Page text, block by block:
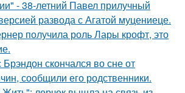
- 38-летний Павел прилучный
развода с Агатой муцениеце.
получила роль Лары крофт, это
скончался во сне от
сообщили его родственники.